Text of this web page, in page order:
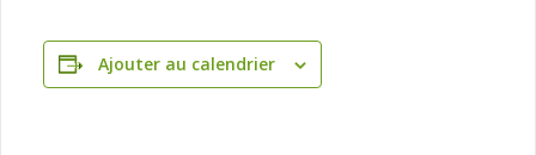
Ajouter au calendrier